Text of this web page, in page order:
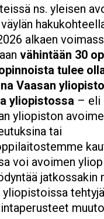
ns. yleisen
alkaen
vähintään 30
tulee
Vaasan
yliopistossa – eli
yliopiston
tai
voi avoimen
jatkossakin